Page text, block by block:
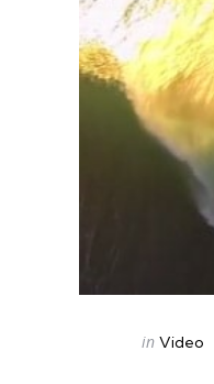
Categories
Posted
in Video